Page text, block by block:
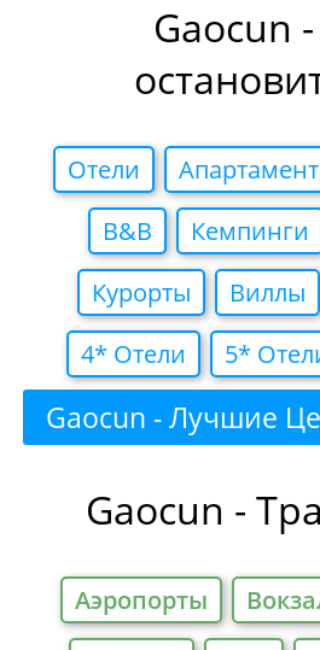
Gaocun
Отели
B&B
Кемпинги
Курорты
Виллы
4* Отели
5*
Gaocun - Лучшие
Gaocun -
Аэропорты